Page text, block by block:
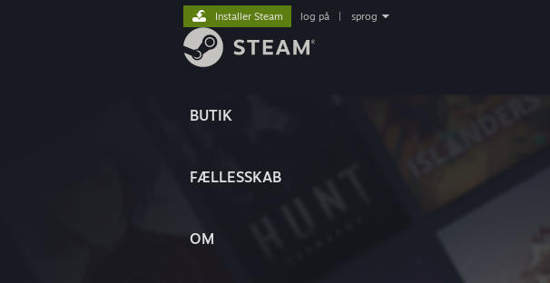
BUTIK
FÆLLESSKAB
OM
Installer Steam log på sprog